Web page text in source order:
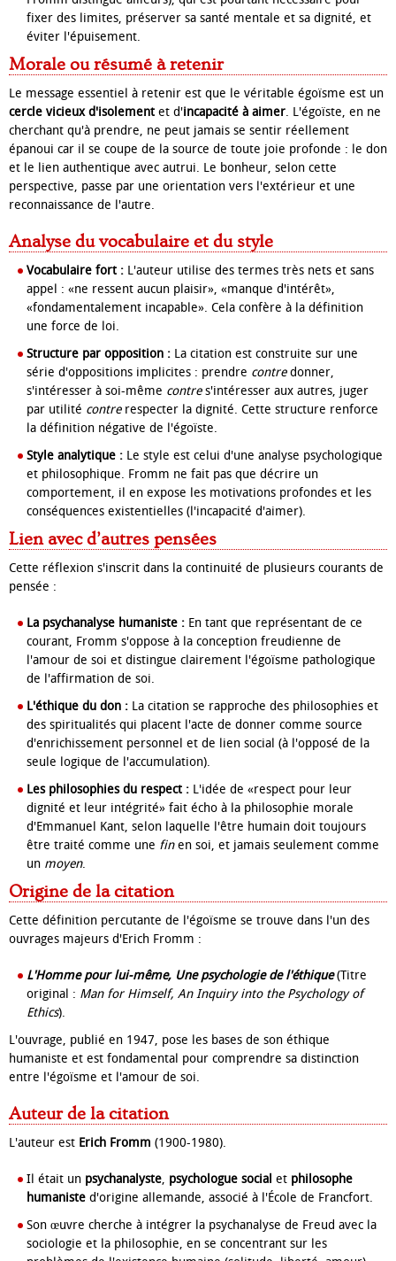
fixer des limites, préserver sa santé mentale et sa dignité, et
éviter l'épuisement.
Morale ou résumé à retenir
Le message essentiel à retenir est que le véritable égoïsme est un
cercle vicieux d'isolement et d'incapacité à aimer. L'égoïste, en ne
cherchant qu'à prendre, ne peut jamais se sentir réellement
épanoui car il se coupe de la source de toute joie profonde : le don
et le lien authentique avec autrui. Le bonheur, selon cette
perspective, passe par une orientation vers l'extérieur et une
reconnaissance de l'autre.
Analyse du vocabulaire et du style
Vocabulaire fort : L'auteur utilise des termes très nets et sans
appel : «ne ressent aucun plaisir», «manque d'intérêt»,
«fondamentalement incapable». Cela confère à la définition
une force de loi.
Structure par opposition : La citation est construite sur une
série d'oppositions implicites : prendre contredonner,
s'intéresser à soi-même contres'intéresser aux autres, juger
par utilité contrerespecter la dignité. Cette structure renforce
la définition négative de l'égoïste.
Style analytique : Le style est celui d'une analyse psychologique
et philosophique. Fromm ne fait pas que décrire un
comportement, il en expose les motivations profondes et les
conséquences existentielles (l'incapacité d'aimer).
Lien avec d’autres pensées
Cette réflexion s'inscrit dans la continuité de plusieurs courants de
pensée :
La psychanalyse humaniste : En tant que représentant de ce
courant, Fromm s'oppose à la conception freudienne de
l'amour de soi et distingue clairement l'égoïsme pathologique
de l'affirmation de soi.
L'éthique du don : La citation se rapproche des philosophies et
des spiritualités qui placent l'acte de donner comme source
d'enrichissement personnel et de lien social (à l'opposé de la
seule logique de l'accumulation).
Les philosophies du respect : L'idée de «respect pour leur
dignité et leur intégrité» fait écho à la philosophie morale
d'Emmanuel Kant, selon laquelle l'être humain doit toujours
être traité comme une finen soi, et jamais seulement comme
un moyen.
Origine de la citation
Cette définition percutante de l'égoïsme se trouve dans l'un des
ouvrages majeurs d'Erich Fromm :
L'Homme pour lui-même, Une psychologie de l'éthique(Titre
original : Man for Himself, An Inquiry into the Psychology of
Ethics).
L'ouvrage, publié en 1947, pose les bases de son éthique
humaniste et est fondamental pour comprendre sa distinction
entre l'égoïsme et l'amour de soi.
Auteur de la citation
L'auteur est Erich Fromm (1900-1980).
Il était un psychanalyste, psychologue social et philosophe
humaniste d'origine allemande, associé à l'École de Francfort.
Son œuvre cherche à intégrer la psychanalyse de Freud avec la
sociologie et la philosophie, en se concentrant sur les